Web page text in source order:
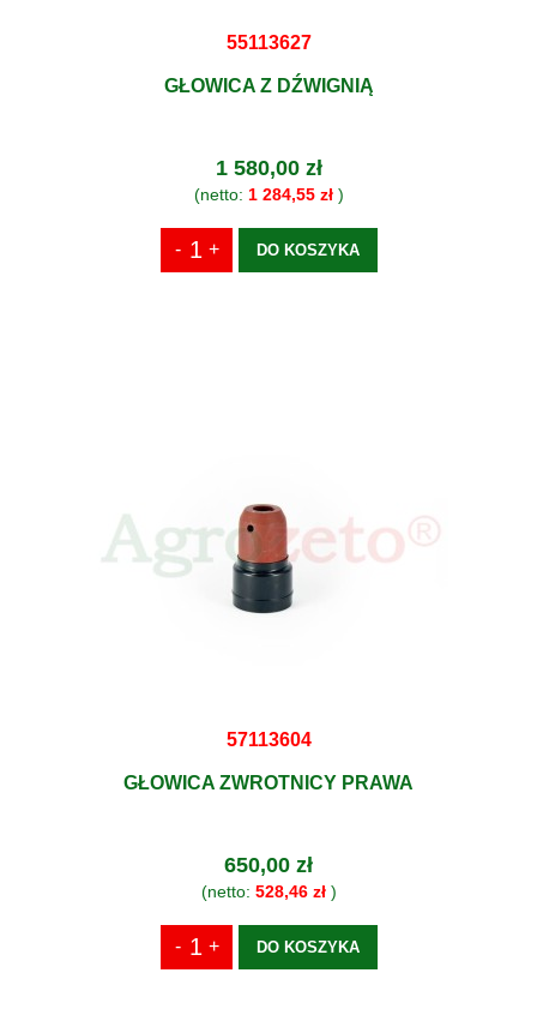
55113627
GŁOWICA Z DŹWIGNIĄ
1 580,00 zł
(netto: 1 284,55 zł)
DO KOSZYKA
57113604
GŁOWICA ZWROTNICY PRAWA
650,00 zł
(netto: 528,46 zł)
DO KOSZYKA